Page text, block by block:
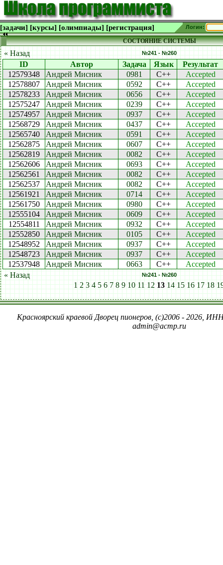
[задачи] [курсы] [олимпиады] [регистрация] Логин:
СОСТОЯНИЕ СИСТЕМЫ
« Назад №241 - №260
ID Автор Задача Язык
Результат
12579348
Андрей Мисник 0981 C++
Accepted
12578807
Андрей Мисник 0592 C++
Accepted
12578233
Андрей Мисник 0656 C++
Accepted
12575247
Андрей Мисник 0239 C++
Accepted
12574957
Андрей Мисник 0937 C++
Accepted
12568729
Андрей Мисник 0437 C++
Accepted
12565740
Андрей Мисник 0591 C++
Accepted
12562875
Андрей Мисник 0607 C++
Accepted
12562819
Андрей Мисник 0082 C++
Accepted
12562606
Андрей Мисник 0693 C++
Accepted
12562561
Андрей Мисник 0082 C++
Accepted
12562537
Андрей Мисник 0082 C++
Accepted
12561921
Андрей Мисник 0714 C++
Accepted
12561750
Андрей Мисник 0980 C++
Accepted
12555104
Андрей Мисник 0609 C++
Accepted
12554811
Андрей Мисник 0932 C++
Accepted
12552850
Андрей Мисник 0105 C++
Accepted
12548952
Андрей Мисник 0937 C++
Accepted
12548723
Андрей Мисник 0937 C++
Accepted
12537948
Андрей Мисник 0663 C++
Accepted
« Назад
№241 - №260
1 2 3 4 5 6 7 8 9 10 11 12 13 14 15 16 17 18
Красноярский краевой Дворец пионеров, (c)2006 - 2026,
admin@acmp.ru